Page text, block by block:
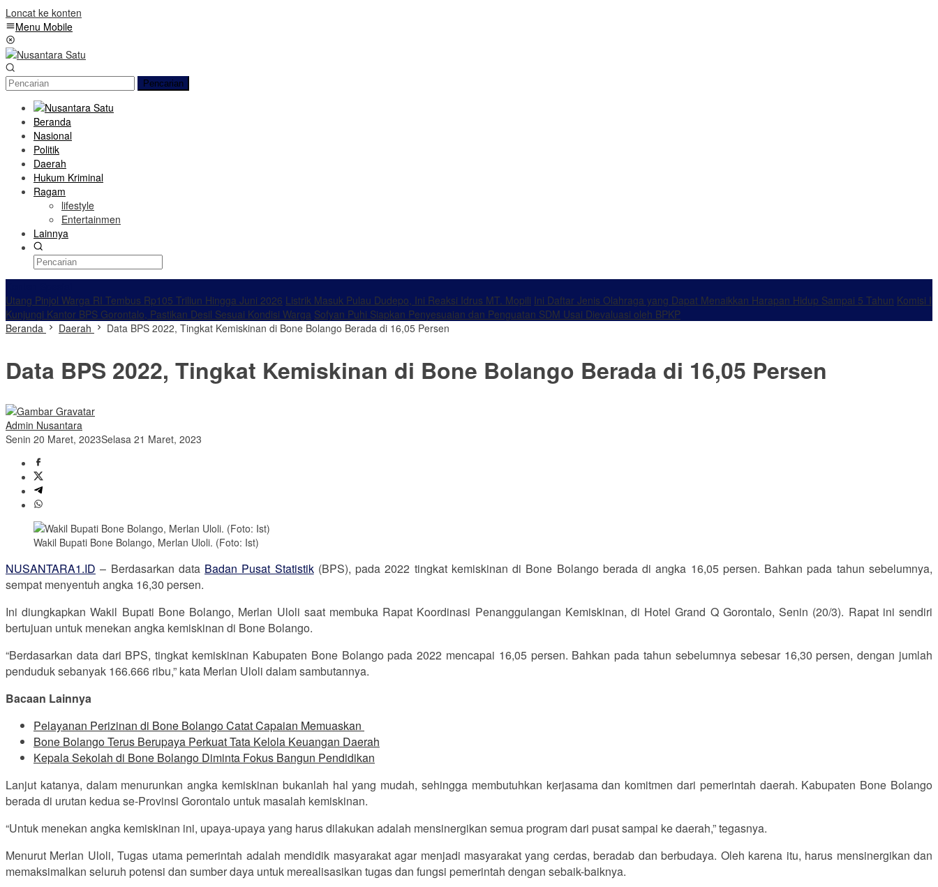
Loncat ke konten
Menu Mobile
Pencarian
Beranda
Nasional
Politik
Daerah
Hukum Kriminal
Ragam
lifestyle
Entertainmen
Lainnya
Utang Pinjol Warga RI Tembus Rp105 Triliun Hingga Juni 2026 Listrik Masuk Pulau Dudepo, Ini Reaksi Idrus MT. Mopili Ini Daftar Jenis Olahraga yang Dapat Menaikkan Harapan Hidup Sampai 5 Tahun Komisi I
Kunjungi Kantor BPS Gorontalo, Pastikan Desil Sesuai Kondisi Warga Sofyan Puhi Siapkan Penyesuaian dan Penguatan SDM Usai Dievaluasi oleh BPKP
Beranda
Daerah Data BPS 2022, Tingkat Kemiskinan di Bone Bolango Berada di 16,05 Persen
Data BPS 2022, Tingkat Kemiskinan di Bone Bolango Berada di 16,05 Persen
Admin Nusantara
Senin 20 Maret, 2023Selasa 21 Maret, 2023
Wakil Bupati Bone Bolango, Merlan Uloli. (Foto: Ist)
NUSANTARA1.ID – Berdasarkan data Badan Pusat Statistik(BPS), pada 2022 tingkat kemiskinan di Bone Bolango berada di angka 16,05 persen. Bahkan pada tahun sebelumnya,
sempat menyentuh angka 16,30 persen.
Ini diungkapkan Wakil Bupati Bone Bolango, Merlan Uloli saat membuka Rapat Koordinasi Penanggulangan Kemiskinan, di Hotel Grand Q Gorontalo, Senin (20/3). Rapat ini sendiri
bertujuan untuk menekan angka kemiskinan di Bone Bolango.
“Berdasarkan data dari BPS, tingkat kemiskinan Kabupaten Bone Bolango pada 2022 mencapai 16,05 persen. Bahkan pada tahun sebelumnya sebesar 16,30 persen, dengan jumlah
penduduk sebanyak 166.666 ribu,” kata Merlan Uloli dalam sambutannya.
Bacaan Lainnya
Pelayanan Perizinan di Bone Bolango Catat Capaian Memuaskan
Bone Bolango Terus Berupaya Perkuat Tata Kelola Keuangan Daerah
Kepala Sekolah di Bone Bolango Diminta Fokus Bangun Pendidikan
Lanjut katanya, dalam menurunkan angka kemiskinan bukanlah hal yang mudah, sehingga membutuhkan kerjasama dan komitmen dari pemerintah daerah. Kabupaten Bone Bolango
berada di urutan kedua se-Provinsi Gorontalo untuk masalah kemiskinan.
“Untuk menekan angka kemiskinan ini, upaya-upaya yang harus dilakukan adalah mensinergikan semua program dari pusat sampai ke daerah,” tegasnya.
Menurut Merlan Uloli, Tugas utama pemerintah adalah mendidik masyarakat agar menjadi masyarakat yang cerdas, beradab dan berbudaya. Oleh karena itu, harus mensinergikan dan
memaksimalkan seluruh potensi dan sumber daya untuk merealisasikan tugas dan fungsi pemerintah dengan sebaik-baiknya.